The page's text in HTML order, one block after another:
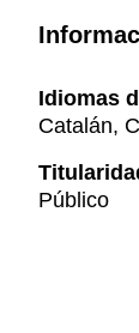
Idiomas
Catalán,
Público